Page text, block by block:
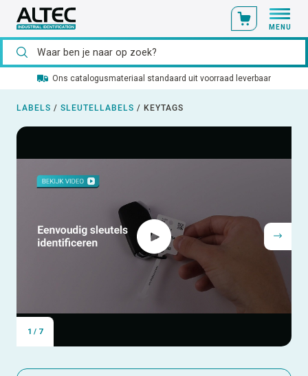
MENU
Ons catalogusmateriaal standaard uit voorraad leverbaar
LABELS / SLEUTELLABELS / KEYTAGS
1 / 7